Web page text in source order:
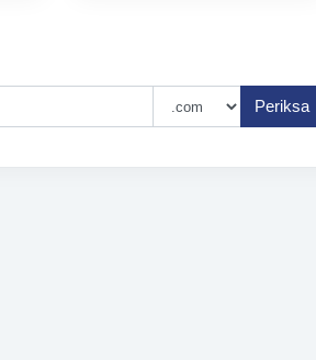
Periksa